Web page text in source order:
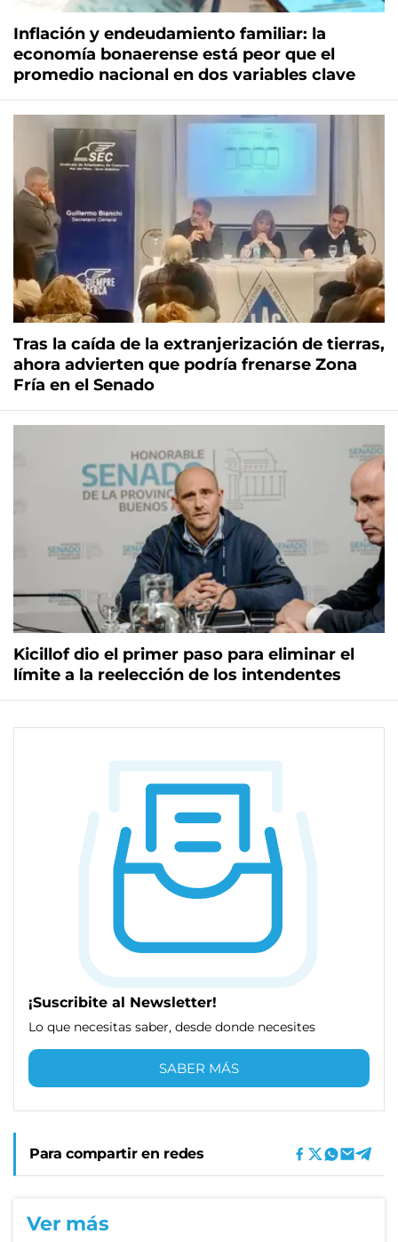
Inflación y endeudamiento familiar: la
economía bonaerense está peor que el
promedio nacional en dos variables clave
Tras la caída de la extranjerización de tierras,
ahora advierten que podría frenarse Zona
Fría en el Senado
Kicillof dio el primer paso para eliminar el
límite a la reelección de los intendentes
¡Suscribite al Newsletter!
Lo que necesitas saber, desde donde necesites
SABER MÁS
Para compartir en redes
Ver más